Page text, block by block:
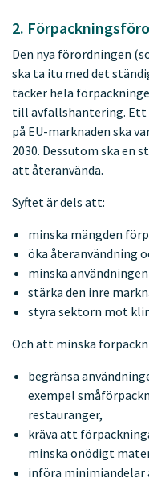
2.
Den nya förordningen
ska ta itu med det
täcker hela
till avfallshantering. Ett
på EU-marknaden ska
2030. Dessutom ska en
att återanvända.
Syftet är dels att:
minska mängden
öka återanvändning
minska
stärka den inre
styra sektorn mot
Och att minska
begränsa
exempel
restauranger,
kräva att
minska onödigt
införa minimiandelar